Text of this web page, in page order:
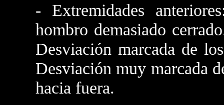
- Extremidades
hombro demasiado
Desviación marcada de
Desviación muy marcada
hacia fuera.